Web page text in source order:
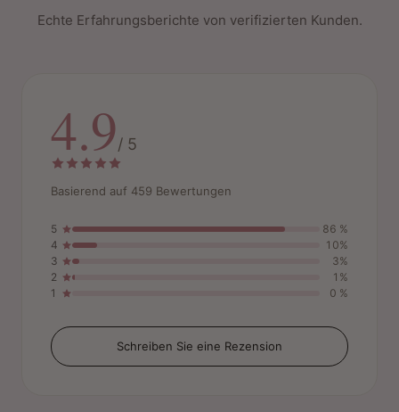
Echte Erfahrungsberichte von verifizierten Kunden.
4.9/ 5
Basierend auf 459 Bewertungen
5
86 %
4
10%
3
3%
2
1%
1
0 %
Schreiben Sie eine Rezension